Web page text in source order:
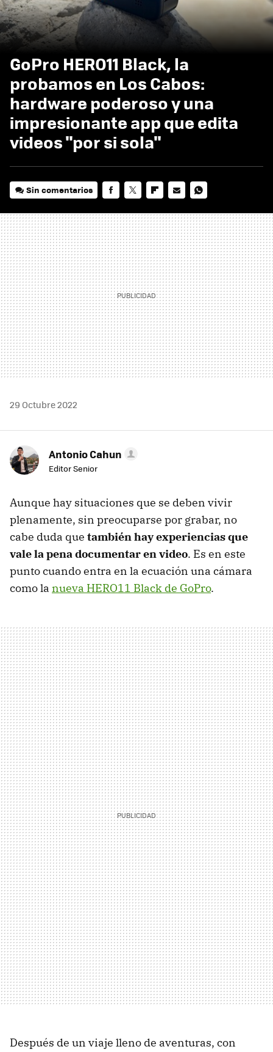
GoPro HERO11 Black, la
probamos en Los Cabos:
hardware poderoso y una
impresionante app que edita
videos "por si sola"
Sin comentarios
MAIL
29 Octubre 2022
Antonio Cahun
Editor Senior
Aunque hay situaciones que se deben vivir
plenamente, sin preocuparse por grabar, no
cabe duda que tambiénhay experiencias que
vale la pena documentar en video. Es en este
punto cuando entra en la ecuación una cámara
como la nueva HERO11 Black de GoPro.
Después de un viaje lleno de aventuras, con